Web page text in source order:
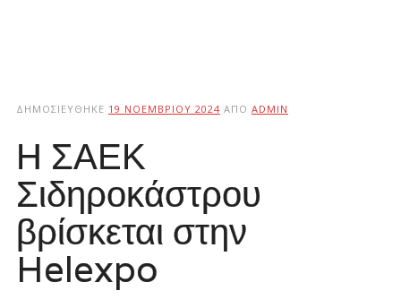
ΔΗΜΟΣΙΕΎΘΗΚΕ 19 ΝΟΕΜΒΡΊΟΥ 2024 ΑΠΌ ADMIN
Η ΣΑΕΚ
Σιδηροκάστρου
βρίσκεται στην
Helexpo